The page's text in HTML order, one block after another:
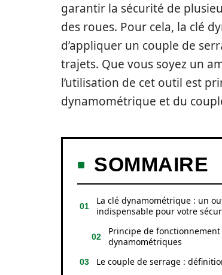
garantir la sécurité de
des roues. Pour cela, la clé
d’appliquer un couple de
trajets. Que vous soyez un
l’utilisation de cet outil est
dynamométrique et du
SOMMAIRE
La clé dynamométrique : un
indispensable pour votre
Principe de
dynamométriques
Le couple de serrage :